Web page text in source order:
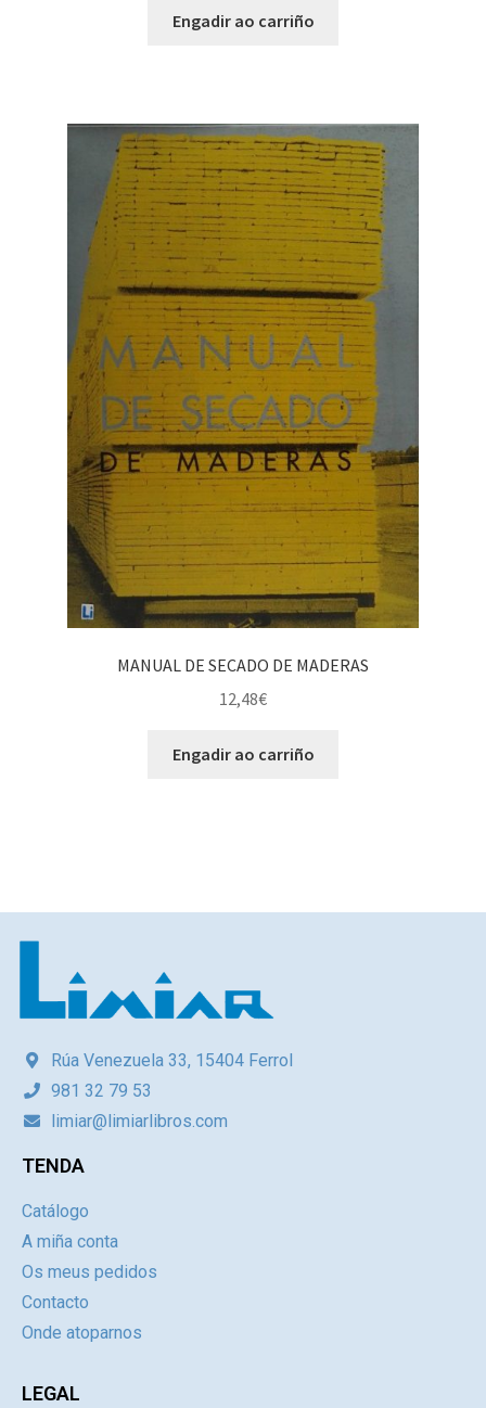
Engadir ao carriño
MANUAL DE SECADO DE MADERAS
12,48€
Engadir ao carriño
Rúa Venezuela 33, 15404 Ferrol
981 32 79 53
limiar@limiarlibros.com
TENDA
Catálogo
A miña conta
Os meus pedidos
Contacto
Onde atoparnos
LEGAL